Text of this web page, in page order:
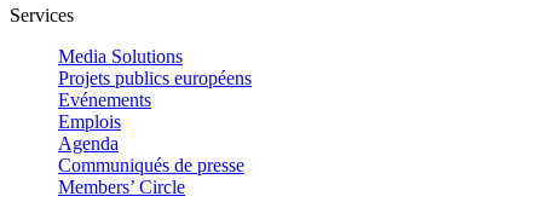
Services
Media Solutions
Projets publics européens
Evénements
Emplois
Agenda
Communiqués de presse
Members’ Circle